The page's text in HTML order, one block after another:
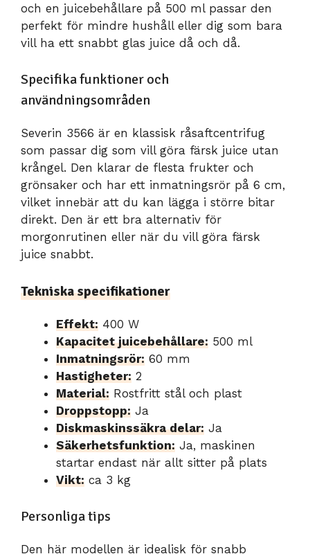
och en juicebehållare på 500 ml passar den
perfekt för mindre hushåll eller dig som bara
vill ha ett snabbt glas juice då och då.
Specifika funktioner och
användningsområden
Severin 3566 är en klassisk råsaftcentrifug
som passar dig som vill göra färsk juice utan
krångel. Den klarar de flesta frukter och
grönsaker och har ett inmatningsrör på 6 cm,
vilket innebär att du kan lägga i större bitar
direkt. Den är ett bra alternativ för
morgonrutinen eller när du vill göra färsk
juice snabbt.
Tekniska specifikationer
Effekt: 400 W
Kapacitet juicebehållare: 500 ml
Inmatningsrör: 60 mm
Hastigheter: 2
Material: Rostfritt stål och plast
Droppstopp: Ja
Diskmaskinssäkra delar: Ja
Säkerhetsfunktion: Ja, maskinen
startar endast när allt sitter på plats
Vikt: ca 3 kg
Personliga tips
Den här modellen är idealisk för snabb